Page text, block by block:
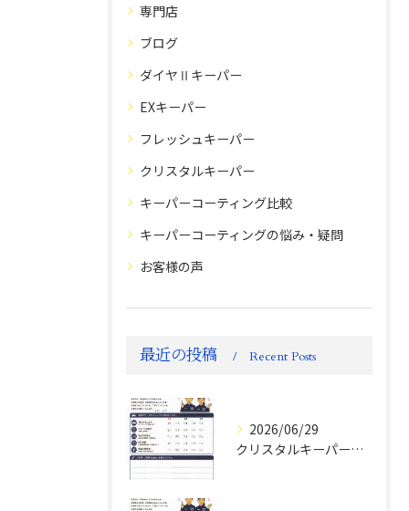
専門店
ブログ
ダイヤⅡキーパー
EXキーパー
フレッシュキーパー
クリスタルキーパー
キーパーコーティング比較
キーパーコーティングの悩み・疑問
お客様の声
最近の投稿 Recent Posts
2026/06/29
クリスタルキーパー評判